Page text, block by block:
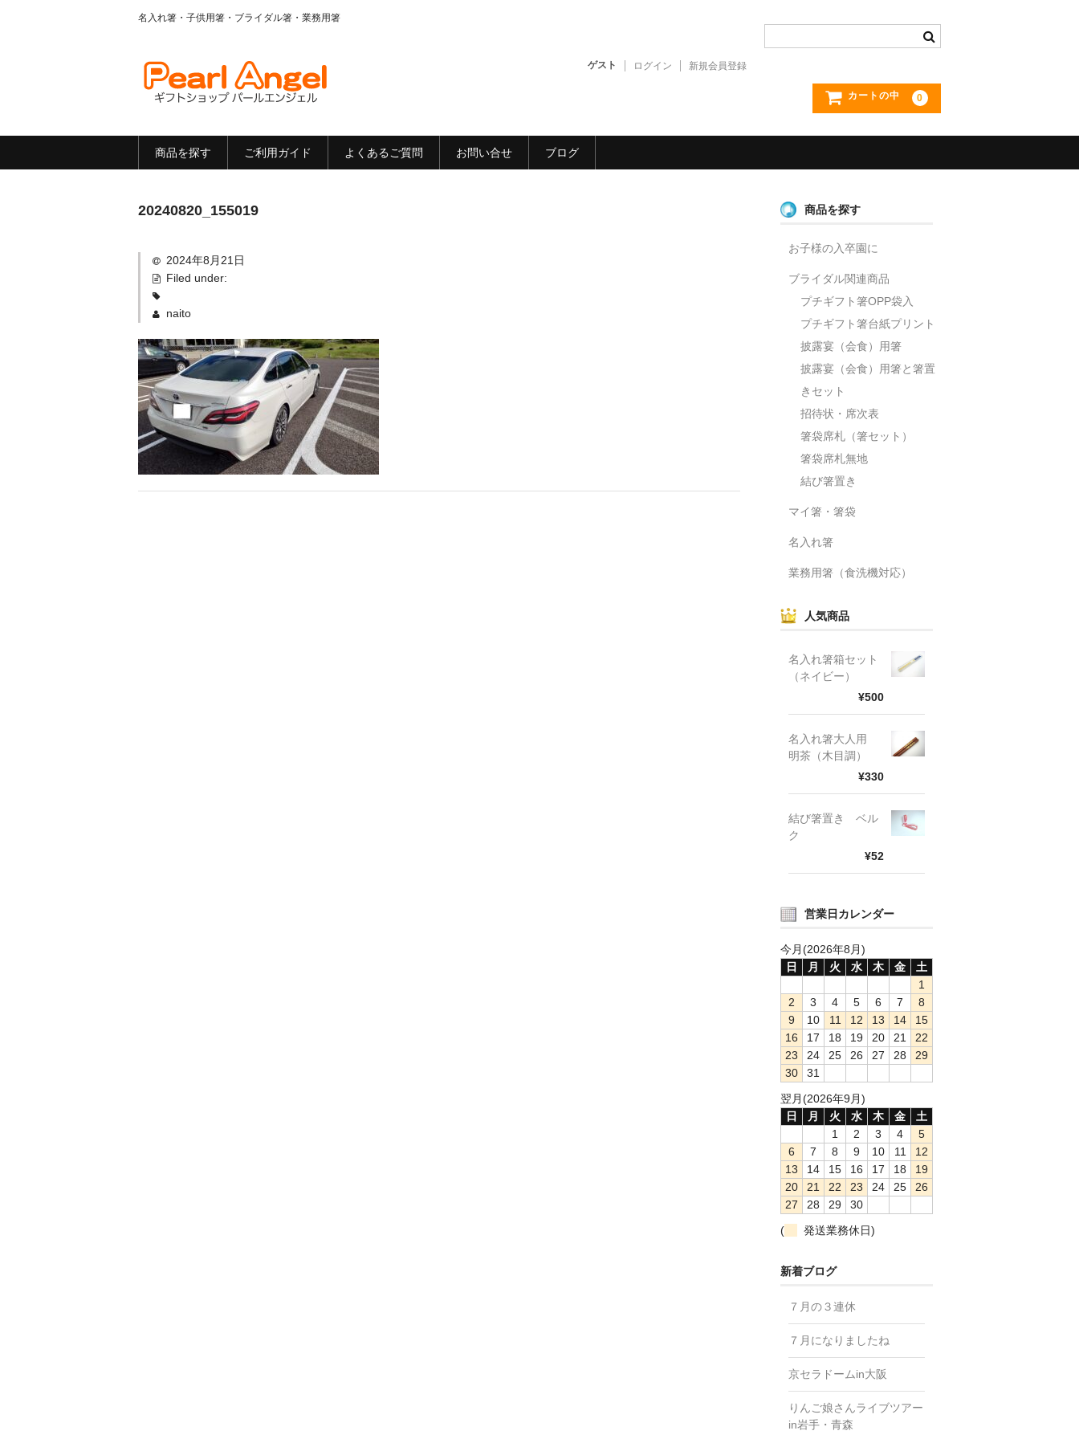
名入れ箸・子供用箸・ブライダル箸・業務用箸
ゲスト ログイン 新規会員登録
カートの中 0
商品を探す ご利用ガイド よくあるご質問 お問い合せ ブログ
20240820_155019
2024年8月21日
Filed under:
naito
商品を探す
お子様の入卒園に
ブライダル関連商品
プチギフト箸OPP袋入
プチギフト箸台紙プリント
披露宴（会食）用箸
披露宴（会食）用箸と箸置
きセット
招待状・席次表
箸袋席札（箸セット）
箸袋席札無地
結び箸置き
マイ箸・箸袋
名入れ箸
業務用箸（食洗機対応）
人気商品
名入れ箸箱セット
（ネイビー）
¥500
名入れ箸大人用
明茶（木目調）
¥330
結び箸置き ベル
ク
¥52
営業日カレンダー
今月(2026年8月)
日
月 火 水 木 金
土
1
2
3 4 5 6 7
8
9
10 11 12 13 14
15
16
17 18 19 20 21
22
23
24 25 26 27 28
29
30
31
翌月(2026年9月)
日
月 火 水 木 金
土
1
2 3 4
5
6
7 8 9 10 11
12
13
14 15 16 17 18
19
20
21 22 23 24 25
26
27
28 29
30
(
発送業務休日)
新着ブログ
７月の３連休
７月になりましたね
京セラドームin大阪
りんご娘さんライブツアー
in岩手・青森